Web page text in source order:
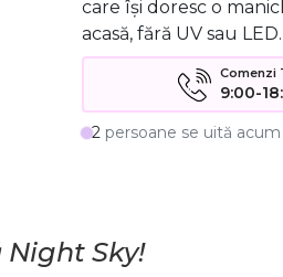
care își doresc o
acasă, fără UV sau LED.
Comenzi
9:00-
2 persoane se uită
Sky!